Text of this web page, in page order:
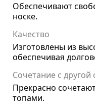
Обеспечивают
носке.
Качество
Изготовлены из
обеспечивая
Сочетание с другой
Прекрасно
топами.